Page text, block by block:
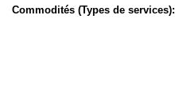
Commodités (Types de services):